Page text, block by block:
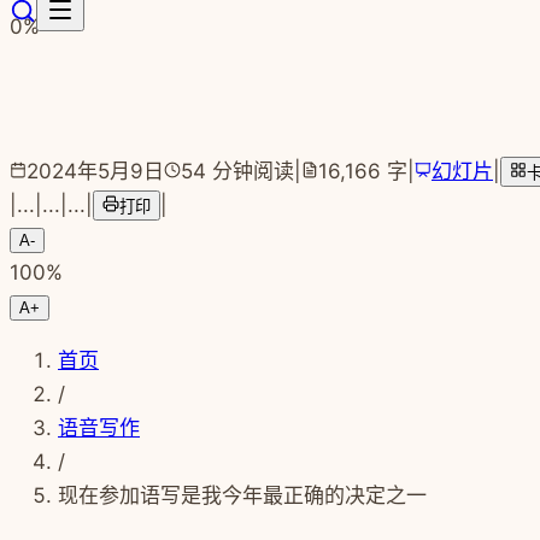
跳转到主要内容
0%
2024年5月9日 54 分钟阅读 16,166 字 幻灯片
... ... ... 打印
A-
100%
A+
首页
/
语音写作
/
现在参加语写是我今年最正确的决定之一